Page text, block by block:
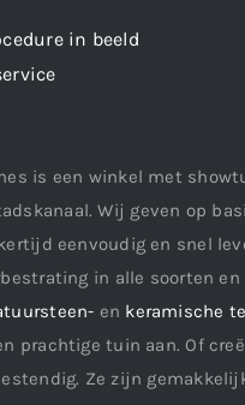
in beeld
is een winkel met
Wij geven op
eenvoudig en snel
in alle soorten
en keramische
prachtige tuin aan. Of
Ze zijn